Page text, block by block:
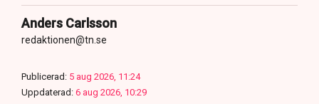
Anders Carlsson
redaktionen@tn.se
Publicerad: 5 aug 2026, 11:24
Uppdaterad: 6 aug 2026, 10:29